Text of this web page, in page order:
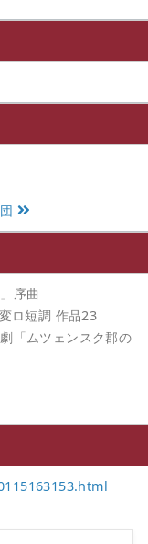
序曲
ロ短調 作品23
「ムツェンスク郡の